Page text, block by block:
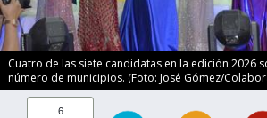
Cuatro de las siete candidatas en la edición 2026
número de municipios. (Foto: José Gómez/
6